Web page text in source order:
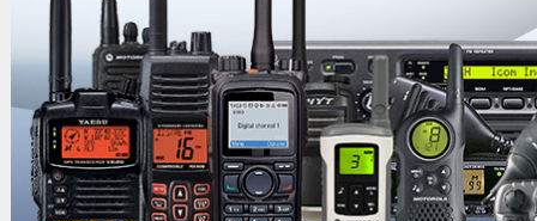
радиостанция
антенна
клипса HLN8255B
аккумулятор NiMH 1400 мАч